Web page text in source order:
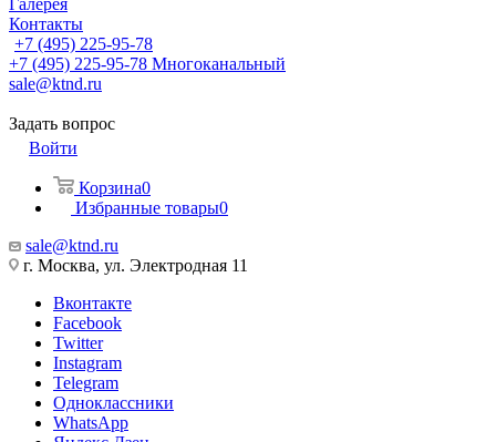
Галерея
Контакты
+7 (495) 225-95-78
+7 (495) 225-95-78 Многоканальный
sale@ktnd.ru
Задать вопрос
Войти
Корзина0
Избранные товары0
sale@ktnd.ru
г. Москва, ул. Электродная 11
Вконтакте
Facebook
Twitter
Instagram
Telegram
Одноклассники
WhatsApp